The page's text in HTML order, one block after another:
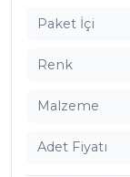
Paket İçi
Renk
Malzeme
Adet Fiyatı